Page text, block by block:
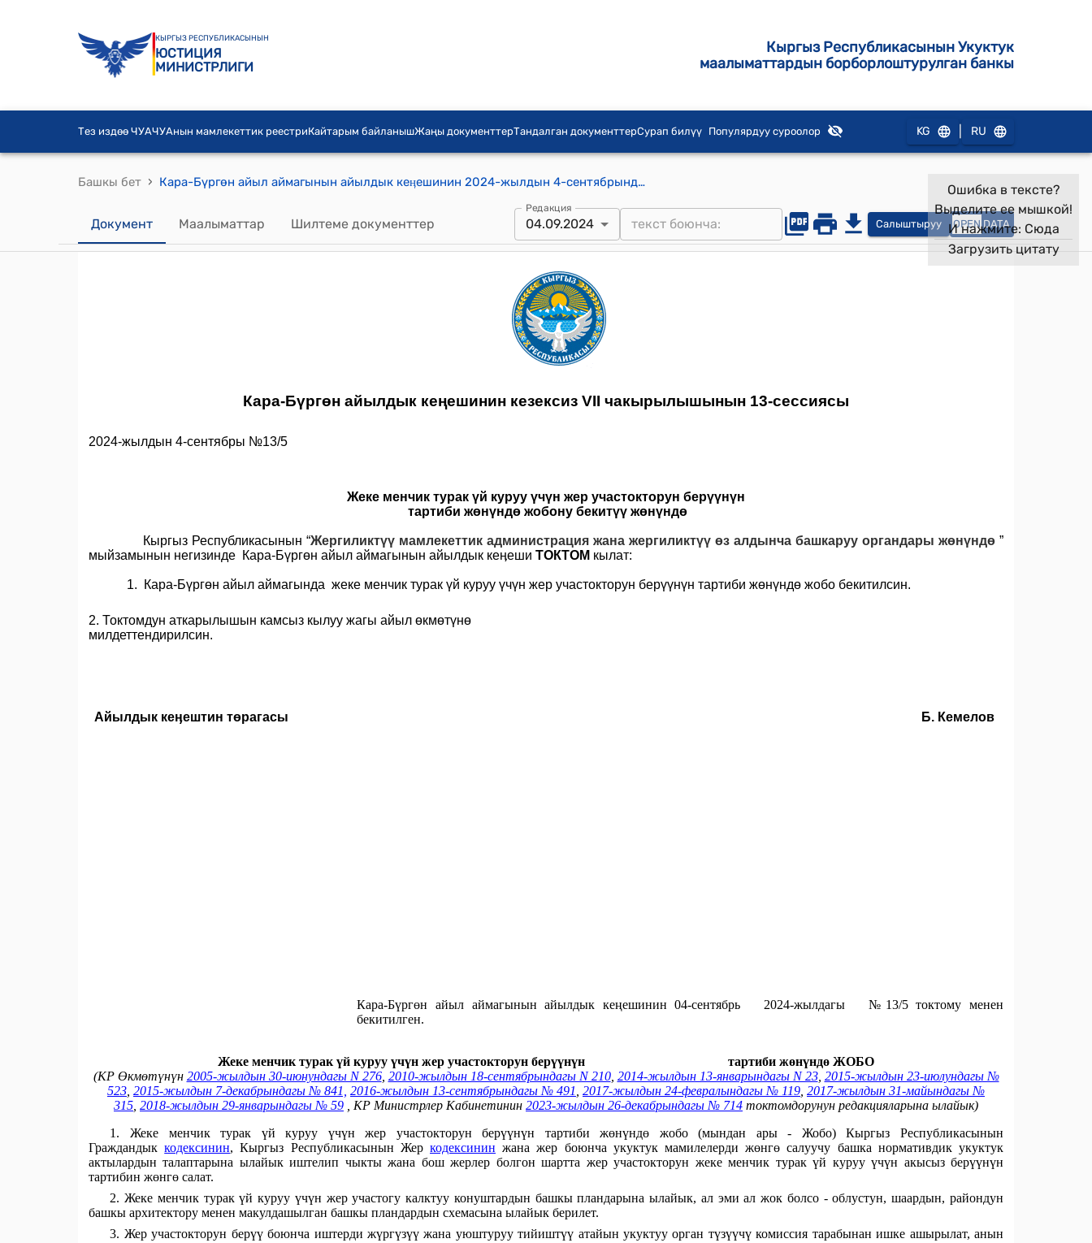
КЫРГЫЗ РЕСПУБЛИКАСЫНЫН
ЮСТИЦИЯ
МИНИСТРЛИГИ
Кыргыз Республикасынын Укуктук
маалыматтардын борборлоштурулган банкы
Тез издөө ЧУАЧУАнын мамлекеттик реестриКайтарым байланышЖаңы документтерТандалган документтерСурап билүү Популярдуу суроолор KG RU
Башкы бет › Кара-Бүргөн айыл аймагынын айылдык кеӊешинин 2024-жылдын 4-сентябрындагы "Жеке менчик турак үй куруу үчүн жер участокторун берүүнүн тартиби жөнүндө жобону бекитүү жөнүндө" №13/5 токтому
Документ Маалыматтар Шилтеме документтер
Редакция
04.09.2024 Салыштыруу OPEN DATA
Ошибка в тексте?
Выделите ее мышкой!
И нажмите: Сюда
Загрузить цитату